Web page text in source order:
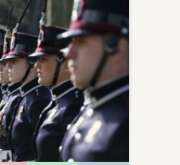
a Roma il Tenente
Direttore degli
0 0